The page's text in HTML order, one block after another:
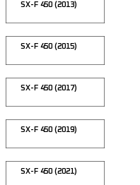
SX-F 450 (2013)
SX-F 450 (2015)
SX-F 450 (2017)
SX-F 450 (2019)
SX-F 450 (2021)